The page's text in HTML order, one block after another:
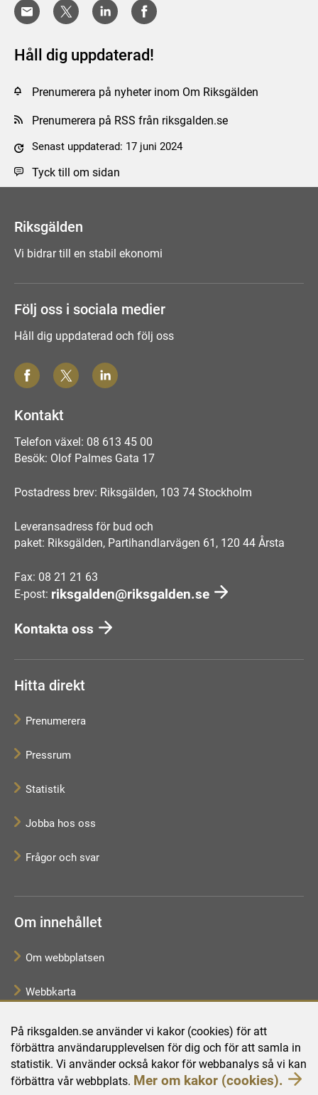
På riksgalden.se använder vi kakor (cookies) för att
förbättra användarupplevelsen för dig och för att samla in
statistik. Vi använder också kakor för webbanalys så vi kan
förbättra vår webbplats. Mer om kakor (cookies).
Håll dig uppdaterad!
Prenumerera på nyheter inom Om Riksgälden
Prenumerera på RSS från riksgalden.se
Senast uppdaterad: 17 juni 2024
Tyck till om sidan
Riksgälden
Vi bidrar till en stabil ekonomi
Följ oss i sociala medier
Håll dig uppdaterad och följ oss
Kontakt
Telefon växel: 08 613 45 00
Besök: Olof Palmes Gata 17
Postadress brev: Riksgälden, 103 74 Stockholm
Leveransadress för bud och
paket: Riksgälden, Partihandlarvägen 61, 120 44 Årsta
Fax: 08 21 21 63
E-post: riksgalden@riksgalden.se
Kontakta oss
Hitta direkt
Prenumerera
Pressrum
Statistik
Jobba hos oss
Frågor och svar
Om innehållet
Om webbplatsen
Webbkarta
Tillgänglighetsredogörelse
Behandling av personuppgifter